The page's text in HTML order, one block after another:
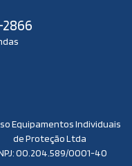
2866
Equipamentos Individuais
de Proteção Ltda
00.204.589/0001-40